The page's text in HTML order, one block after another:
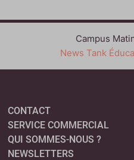
Campus
News Tank
CONTACT
SERVICE COMMERCIAL
QUI SOMMES-NOUS ?
NEWSLETTERS